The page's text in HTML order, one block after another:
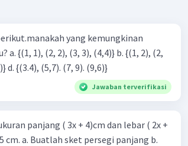
yang kemungkinan
3), (3, 4). (4,5)} c. {(2,7). (4,8). (6,9). (8,7)} d. {(3.4), (5,7). (7, 9). (9,6)}
Jawaban terverifikasi
panjang ( 3x + 4)cm dan lebar ( 2x +
cm. a. Buatlah sket persegi panjang b.